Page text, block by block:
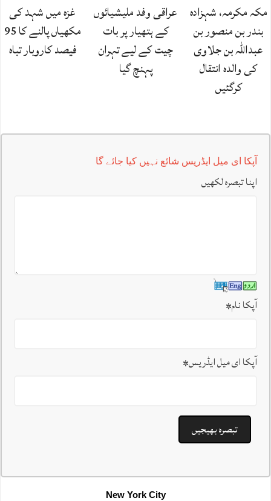
مکہ مکرمہ، شہزادہ
بندر بن منصور بن
عبداللہ بن جلاوی
کی والدہ انتقال
کرگئیں
عراقی وفد ملیشیائوں
کے ہتھیار پر بات
چیت کے لیے تہران
پہنچ گیا
غزہ میں شہد کی
مکھیاں پالنے کا 95
فیصد کاروبار تباہ
آپکا ای میل ایڈریس شائع نہیں کیا جائے گا
اپنا تبصرہ لکھیں
آپکا نام*
آپکا ای میل ایڈریس*
New York City